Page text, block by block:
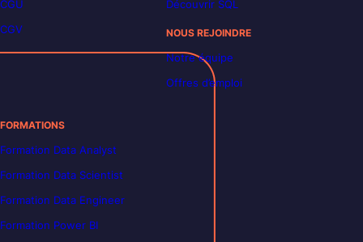
CGU
CGV
Découvrir SQL
NOUS REJOINDRE
Notre équipe
Offres d’emploi
FORMATIONS
Formation Data Analyst
Formation Data Scientist
Formation Data Engineer
Formation Power BI